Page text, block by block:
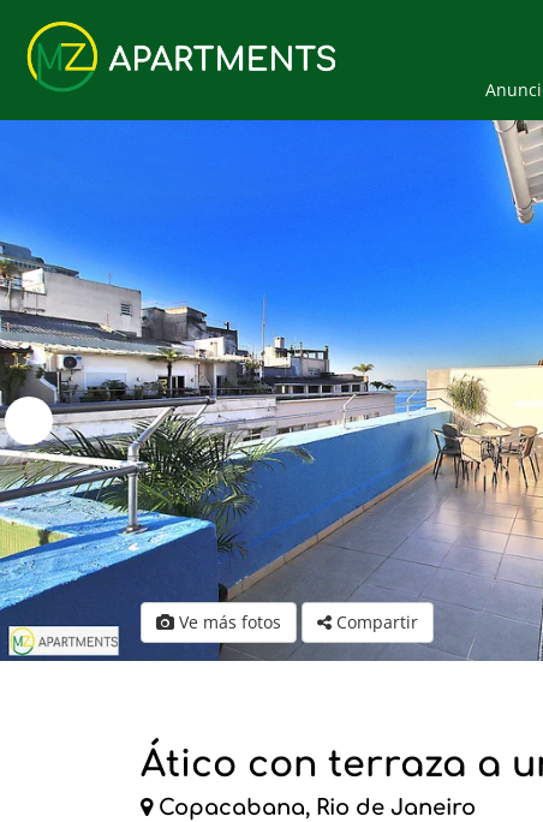
Ve más fotos Compartir
Ático con terraza a
Copacabana, Rio de Janeiro